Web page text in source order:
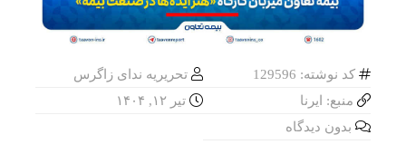
کد نوشته: 129596
تحریریه ندای زاگرس
منبع: ایرنا
تیر ۱۲, ۱۴۰۴
بدون دیدگاه